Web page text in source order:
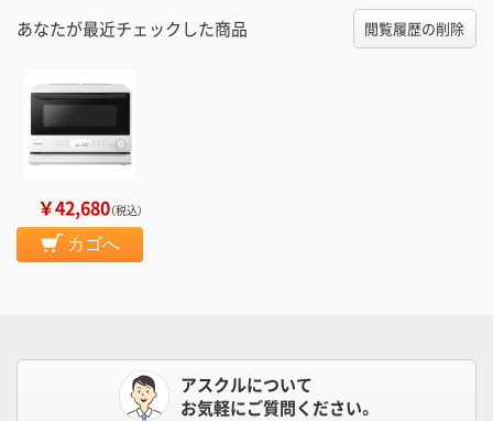
あなたが最近チェックした商品 閲覧履歴の削除
￥42,680（税込）
カゴへ
アスクルについて
お気軽にご質問ください。